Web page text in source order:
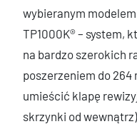
wybieranym
TP1000K® – system,
na bardzo szerokich
poszerzeniem do 264
umieścić klapę
skrzynki od